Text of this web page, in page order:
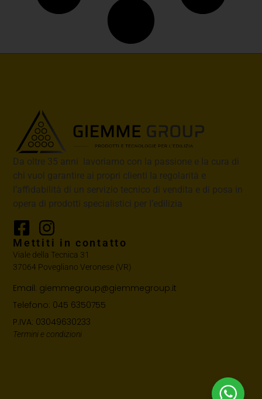
Da oltre 35 anni lavoriamo con la passione e la cura di
chi vuol garantire ai propri clienti la regolarità e
l’affidabilità di un servizio tecnico di vendita e di posa in
opera di prodotti specialistici per l’edilizia
Mettiti in contatto
Viale della Tecnica 31
37064 Povegliano Veronese (VR)
Email: giemmegroup@giemmegroup.it
Telefono: 045 6350755
P.IVA: 03049630233
Termini e condizioni